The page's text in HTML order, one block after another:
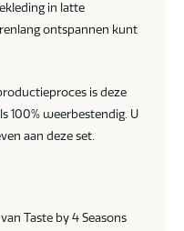
in latte
ontspannen kunt
is deze
100% weerbestendig. U
aan deze set.
Taste by 4 Seasons